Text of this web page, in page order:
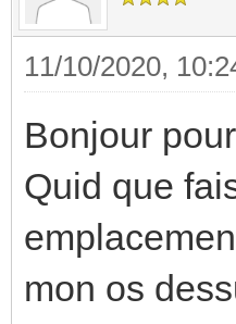
11/10/2020,
Bonjour
Quid que
mon os